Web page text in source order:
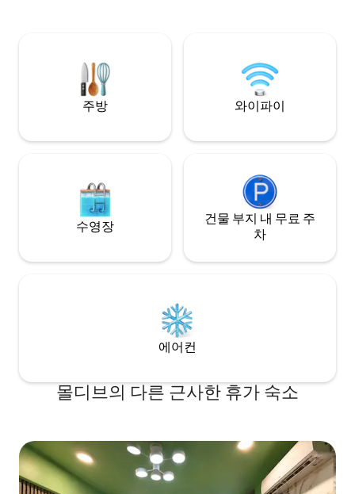
져 있습니다.
보세요.
주방 와이파이
수영장
건물 부지 내 무료 주
차
에어컨
몰디브의 다른 근사한 휴가 숙소